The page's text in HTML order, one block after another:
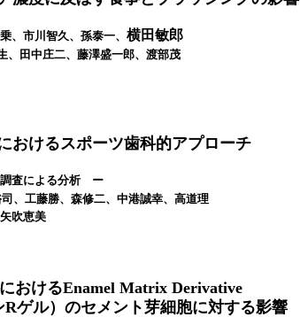
市川智久、孫泰一、 横田敏郎
、田中庄二、藤澤盛一郎、渡部茂
おけるスポーツ歯科的アプローチ
よる分析 ー
、工藤勝、森修二、中港誠幸、高道理
吹恵美
年
おけるEnamel Matrix Derivative
ル）のセメント芽細胞に対する影響